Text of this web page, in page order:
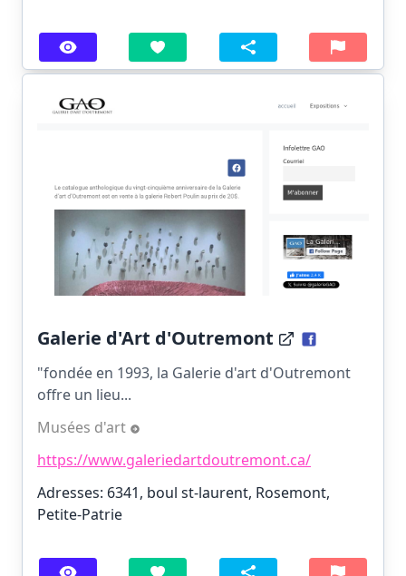
Galerie d'Art d'Outremont
"fondée en 1993, la Galerie d'art d'Outremont
offre un lieu...
Musées d'art
https://www.galeriedartdoutremont.ca/
Adresses: 6341, boul st-laurent, Rosemont,
Petite-Patrie